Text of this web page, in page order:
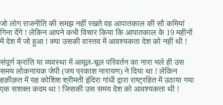
जो लोग राजनीति की समझ नहीं रखते वह आपातकाल की सौ कमियां
गिना देंगे ! लेकिन आपने कभी विचार किया कि आपातकाल के 19 महीनों
में देश में जो हुआ ! क्या उसकी वास्तव में आवश्यकता देश को नहीं थी !
संपूर्ण क्रांति या व्यवस्था में आमूल-चूल परिवर्तन का नारा भले ही उस
समय लोकनायक जेपी (जय प्रकाश नारायण) ने दिया था ! लेकिन
हक़ीक़त में यह कोशिश श्रीमती इंदिरा गांधी द्वारा राष्ट्रहित में उठाया गया
एक सशक्त कदम था ! जिसकी उस समय देश को आवश्यकता थी !